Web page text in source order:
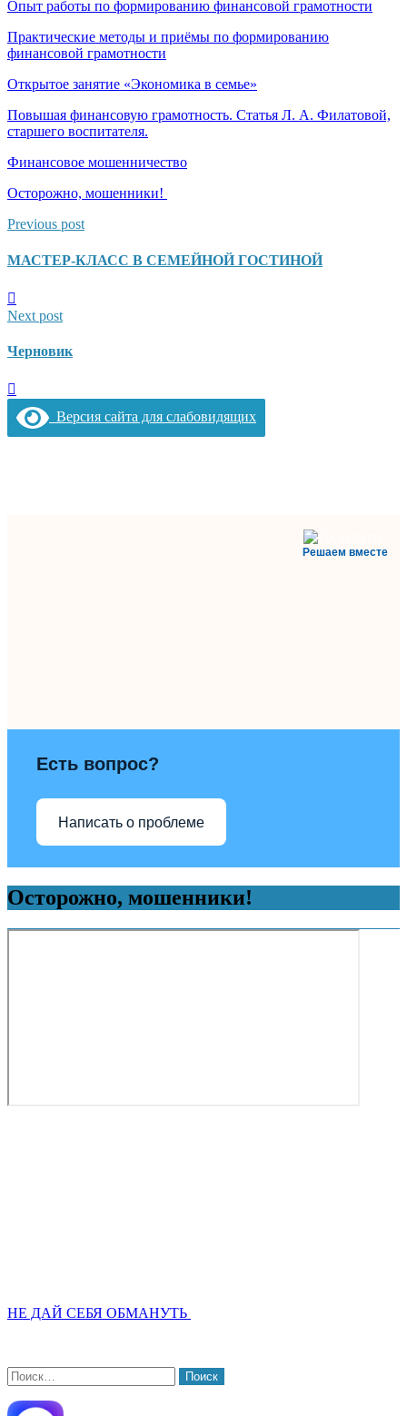
Опыт работы по формированию финансовой грамотности
Практические методы и приёмы по формированию
финансовой грамотности
Открытое занятие «Экономика в семье»
Повышая финансовую грамотность. Статья Л. А. Филатовой,
старшего воспитателя.
Финансовое мошенничество
Осторожно, мошенники!
Previous post
МАСТЕР-КЛАСС В СЕМЕЙНОЙ ГОСТИНОЙ
Next post
Черновик
Версия сайта для слабовидящих
Решаем вместе
Есть вопрос?
Написать о проблеме
Осторожно, мошенники!
НЕ ДАЙ СЕБЯ ОБМАНУТЬ
Найти: